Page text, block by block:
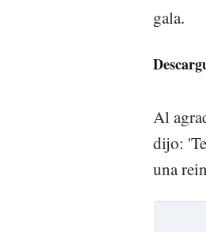
gala.
Al
dijo:
una